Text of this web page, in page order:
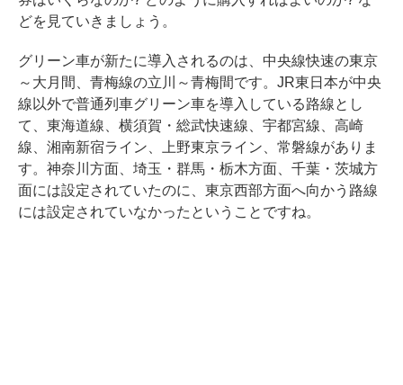
どを見ていきましょう。
グリーン車が新たに導入されるのは、中央線快速の東京
～大月間、青梅線の立川～青梅間です。JR東日本が中央
線以外で普通列車グリーン車を導入している路線とし
て、東海道線、横須賀・総武快速線、宇都宮線、高崎
線、湘南新宿ライン、上野東京ライン、常磐線がありま
す。神奈川方面、埼玉・群馬・栃木方面、千葉・茨城方
面には設定されていたのに、東京西部方面へ向かう路線
には設定されていなかったということですね。